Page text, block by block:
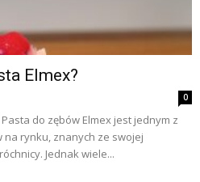
Elmex?
0
do zębów Elmex jest jednym z
rynku, znanych ze swojej
Jednak wiele...